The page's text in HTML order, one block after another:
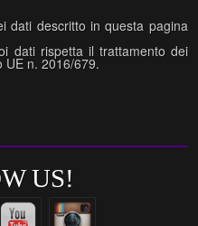
dati descritto in questa pagina
dati rispetta il trattamento dei
UE n. 2016/679.
US!